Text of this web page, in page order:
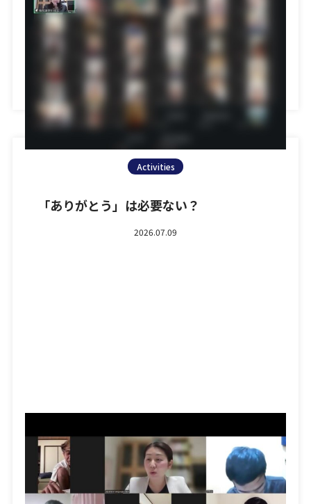
日頃より弊社ブログにお越しいただきまして、誠にあり
がとうございます。 さて本日は、それぞれの「やるべ
きこと」の捉え方につ […]
Activities
「ありがとう」は必要ない？
2026.07.09
日頃より弊社ブログにお越しいただきまして、誠にあり
がとうございます。 以前、教育実習で、ある学生さん
からこんなことを言わ […]